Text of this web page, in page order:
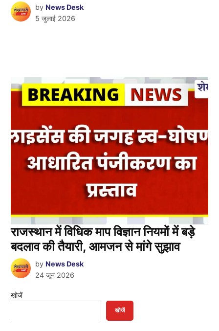
by News Desk
5 जुलाई 2026
राजस्थान में विधिक माप विज्ञान नियमों में बड़े
बदलाव की तैयारी, आमजन से मांगे सुझाव
by News Desk
24 जून 2026
खोजें
खोजें